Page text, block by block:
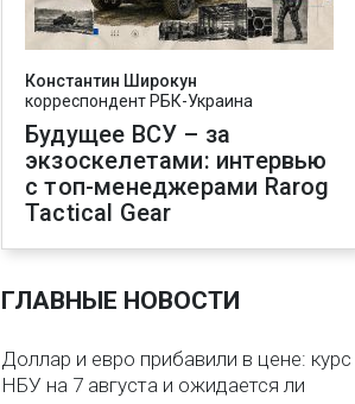
Константин Широкун
корреспондент РБК-Украина
Будущее ВСУ – за
экзоскелетами: интервью
с топ-менеджерами Rarog
Tactical Gear
ГЛАВНЫЕ НОВОСТИ
Доллар и евро прибавили в цене: курс
НБУ на 7 августа и ожидается ли